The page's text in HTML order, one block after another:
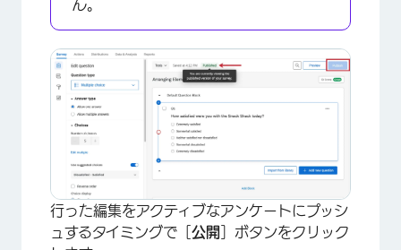
ん。
行った編集をアクティブなアンケートにプッシ
ュするタイミングで［ 公開
］ボタンをクリック